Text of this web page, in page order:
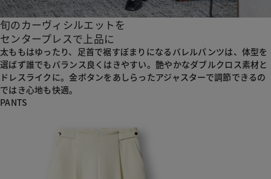
旬のカーヴィシルエットを
センタープレスで上品に
太ももはゆったり、足首で裾すぼまりになるバレルパンツは、 体型を
選ばず誰でもバランス良くはきやすい。艶やかなダブルクロス素材と
ドレスライクに。金ボタンをあしらったアジャスターで調節できるの
ではき心地も快適。
PANTS